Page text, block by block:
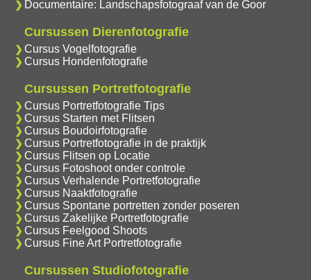
Documentaire: Landschapsfotograaf van de Goor
Cursussen Dierenfotografie
Cursus Vogelfotografie
Cursus Hondenfotografie
Cursussen Portretfotografie
Cursus Portretfotografie Tips
Cursus Starten met Flitsen
Cursus Boudoirfotografie
Cursus Portretfotografie in de praktijk
Cursus Flitsen op Locatie
Cursus Fotoshoot onder controle
Cursus Verhalende Portretfotografie
Cursus Naaktfotografie
Cursus Spontane portretten zonder poseren
Cursus Zakelijke Portretfotografie
Cursus Feelgood Shoots
Cursus Fine Art Portretfotografie
Cursussen Studiofotografie